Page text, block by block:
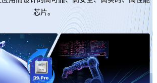
芯片。